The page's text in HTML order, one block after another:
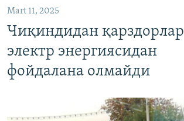
Mart 11, 2025
Чиқиндидан қарздорлар
электр энергиясидан
фойдалана олмайди